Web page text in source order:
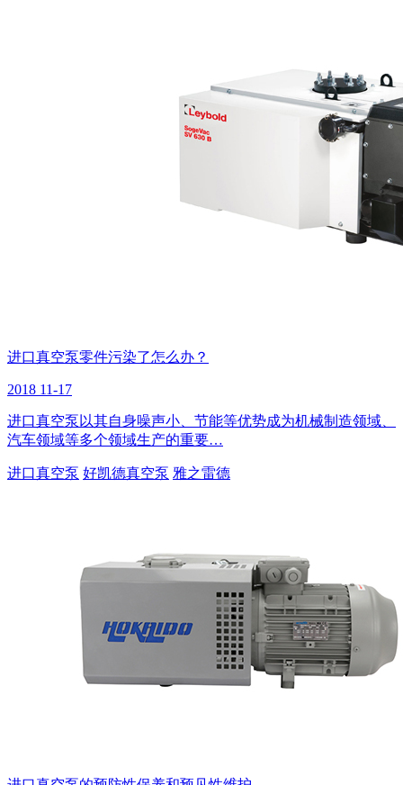
进口真空泵零件污染了怎么办？
2018 11-17
进口真空泵以其自身噪声小、节能等优势成为机械制造领域、
汽车领域等多个领域生产的重要…
进口真空泵 好凯德真空泵 雅之雷德